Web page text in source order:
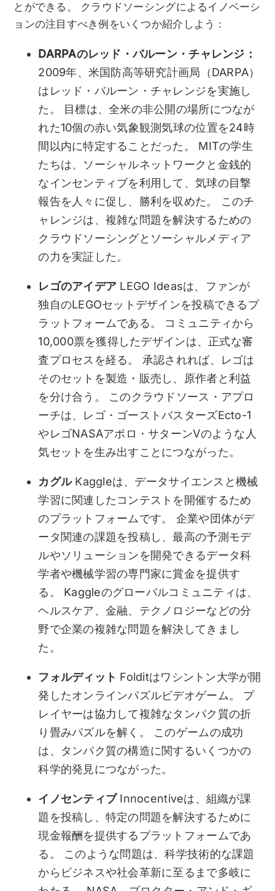
とができる。 クラウドソーシングによるイノベーシ
ョンの注目すべき例をいくつか紹介しよう：
DARPAのレッド・バルーン・チャレンジ：
2009年、米国防高等研究計画局（DARPA）
はレッド・バルーン・チャレンジを実施し
た。 目標は、全米の非公開の場所につなが
れた10個の赤い気象観測気球の位置を24時
間以内に特定することだった。 MITの学生
たちは、ソーシャルネットワークと金銭的
なインセンティブを利用して、気球の目撃
報告を人々に促し、勝利を収めた。 このチ
ャレンジは、複雑な問題を解決するための
クラウドソーシングとソーシャルメディア
の力を実証した。
レゴのアイデア LEGO Ideasは、ファンが
独自のLEGOセットデザインを投稿できるプ
ラットフォームである。 コミュニティから
10,000票を獲得したデザインは、正式な審
査プロセスを経る。 承認されれば、レゴは
そのセットを製造・販売し、原作者と利益
を分け合う。 このクラウドソース・アプロ
ーチは、レゴ・ゴーストバスターズEcto-1
やレゴNASAアポロ・サターンVのような人
気セットを生み出すことにつながった。
カグル Kaggleは、データサイエンスと機械
学習に関連したコンテストを開催するため
のプラットフォームです。 企業や団体がデ
ータ関連の課題を投稿し、最高の予測モデ
ルやソリューションを開発できるデータ科
学者や機械学習の専門家に賞金を提供す
る。 Kaggleのグローバルコミュニティは、
ヘルスケア、金融、テクノロジーなどの分
野で企業の複雑な問題を解決してきまし
た。
フォルディット Folditはワシントン大学が開
発したオンラインパズルビデオゲーム。 プ
レイヤーは協力して複雑なタンパク質の折
り畳みパズルを解く。 このゲームの成功
は、タンパク質の構造に関するいくつかの
科学的発見につながった。
イノセンティブInnocentiveは、組織が課
題を投稿し、特定の問題を解決するために
現金報酬を提供するプラットフォームであ
る。 このような問題は、科学技術的な課題
からビジネスや社会革新に至るまで多岐に